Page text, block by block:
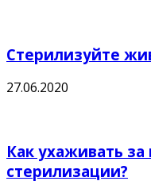
Стерилизуйте
27.06.2020
Как ухаживать
стерилизации?